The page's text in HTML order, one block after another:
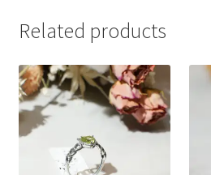
Related products